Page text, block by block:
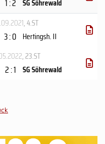
1 : 2 SG Söhrewald
, 4.ST
3 : 0 Hertingsh. II
, 23.ST
2 : 1 SG Söhrewald